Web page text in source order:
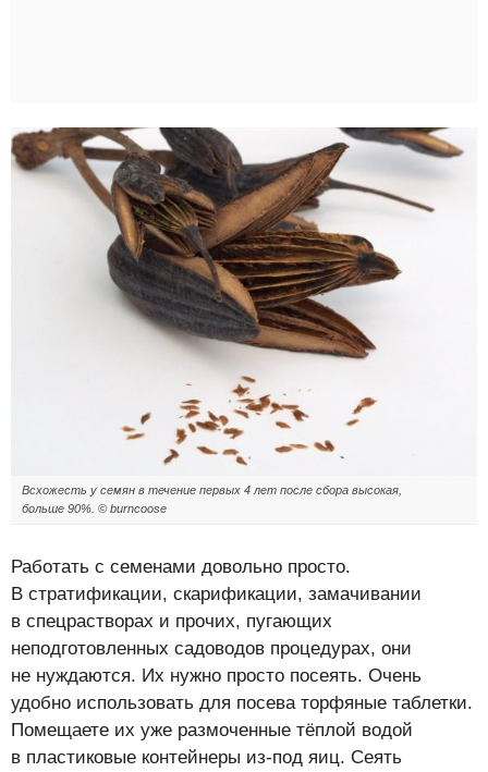
Всхожесть у семян в течение первых 4 лет после сбора высокая,
больше 90%. © burncoose
Работать с семенами довольно просто.
В стратификации, скарификации, замачивании
в спецрастворах и прочих, пугающих
неподготовленных садоводов процедурах, они
не нуждаются. Их нужно просто посеять. Очень
удобно использовать для посева торфяные таблетки.
Помещаете их уже размоченные тёплой водой
в пластиковые контейнеры из-под яиц. Сеять